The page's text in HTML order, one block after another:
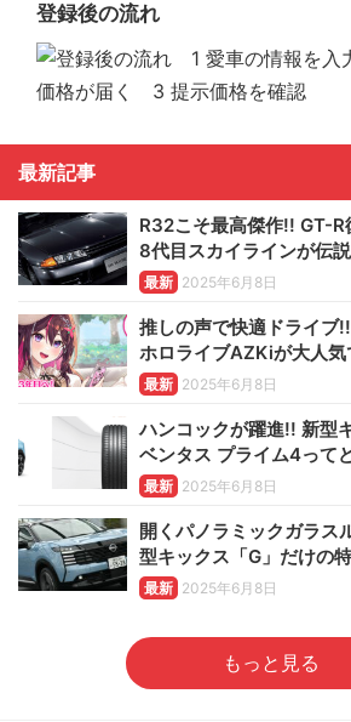
登録後の流れ
最新記事
R32こそ最高傑作!! GT-R
8代目スカイラインが伝
最新 2025年6月8日
推しの声で快適ドライブ
ホロライブAZKiが大人気
最新 2025年6月8日
ハンコックが躍進!! 新型
ベンタス プライム4って
最新 2025年6月8日
開くパノラミックガラ
型キックス「G」だけの
最新 2025年6月8日
もっと見る